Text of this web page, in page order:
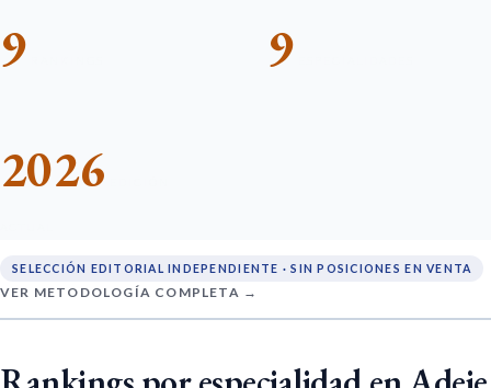
9 9
2026
SELECCIÓN EDITORIAL INDEPENDIENTE · SIN POSICIONES EN VENTA
VER METODOLOGÍA COMPLETA →